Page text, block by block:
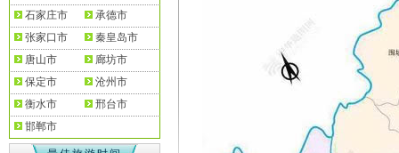
石家庄市
承德市
张家口市
秦皇岛市
唐山市
廊坊市
保定市
沧州市
衡水市
邢台市
邯郸市